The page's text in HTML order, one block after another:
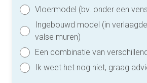
Vloermodel (bv. onder een
Ingebouwd model (in
valse muren)
Een combinatie van
Ik weet het nog niet, graag